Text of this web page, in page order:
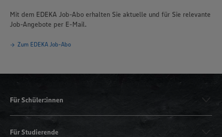
Mit dem EDEKA Job-Abo erhalten Sie aktuelle und für Sie relevante
Job-Angebote per E-Mail.
Zum EDEKA Job-Abo
Für Schüler:innen
Für Studierende